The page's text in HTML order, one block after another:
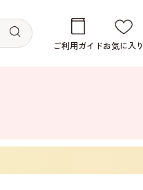
ご利用ガイドお気に入り